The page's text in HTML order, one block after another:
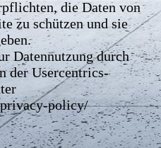
die Daten von
zu schützen und sie
Datennutzung durch
der Usercentrics-
policy/